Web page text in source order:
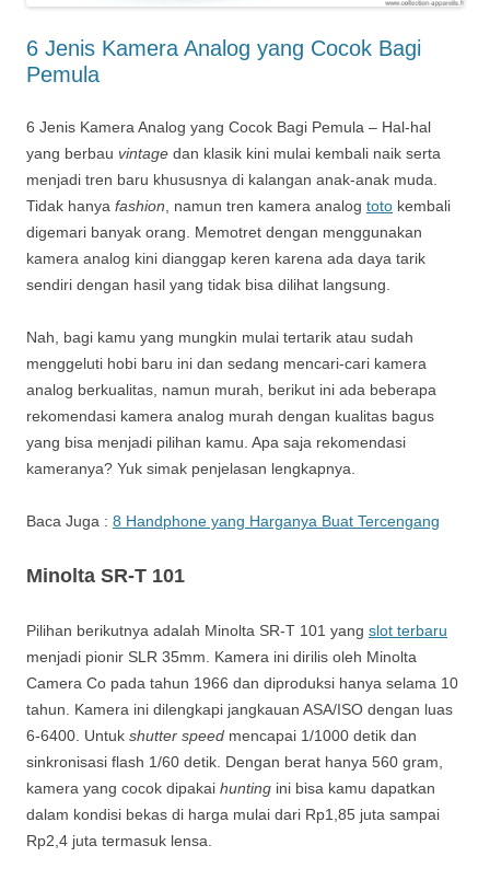
6 Jenis Kamera Analog yang Cocok Bagi
Pemula
6 Jenis Kamera Analog yang Cocok Bagi Pemula – Hal-hal
yang berbau vintage dan klasik kini mulai kembali naik serta
menjadi tren baru khususnya di kalangan anak-anak muda.
Tidak hanya fashion, namun tren kamera analog toto kembali
digemari banyak orang. Memotret dengan menggunakan
kamera analog kini dianggap keren karena ada daya tarik
sendiri dengan hasil yang tidak bisa dilihat langsung.
Nah, bagi kamu yang mungkin mulai tertarik atau sudah
menggeluti hobi baru ini dan sedang mencari-cari kamera
analog berkualitas, namun murah, berikut ini ada beberapa
rekomendasi kamera analog murah dengan kualitas bagus
yang bisa menjadi pilihan kamu. Apa saja rekomendasi
kameranya? Yuk simak penjelasan lengkapnya.
Baca Juga : 8 Handphone yang Harganya Buat Tercengang
Minolta SR-T 101
Pilihan berikutnya adalah Minolta SR-T 101 yang slot terbaru
menjadi pionir SLR 35mm. Kamera ini dirilis oleh Minolta
Camera Co pada tahun 1966 dan diproduksi hanya selama 10
tahun. Kamera ini dilengkapi jangkauan ASA/ISO dengan luas
6-6400. Untuk shutter speed mencapai 1/1000 detik dan
sinkronisasi flash 1/60 detik. Dengan berat hanya 560 gram,
kamera yang cocok dipakai hunting ini bisa kamu dapatkan
dalam kondisi bekas di harga mulai dari Rp1,85 juta sampai
Rp2,4 juta termasuk lensa.